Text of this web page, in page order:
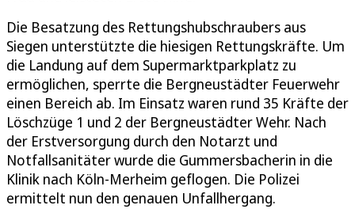
Die Besatzung des Rettungshubschraubers aus
Siegen unterstützte die hiesigen Rettungskräfte. Um
die Landung auf dem Supermarktparkplatz zu
ermöglichen, sperrte die Bergneustädter Feuerwehr
einen Bereich ab. Im Einsatz waren rund 35 Kräfte der
Löschzüge 1 und 2 der Bergneustädter Wehr. Nach
der Erstversorgung durch den Notarzt und
Notfallsanitäter wurde die Gummersbacherin in die
Klinik nach Köln-Merheim geflogen. Die Polizei
ermittelt nun den genauen Unfallhergang.